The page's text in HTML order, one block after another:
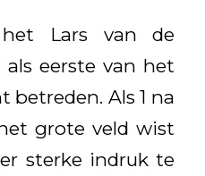
Lars van de
als eerste van het
betreden. Als 1 na
grote veld wist
sterke indruk te